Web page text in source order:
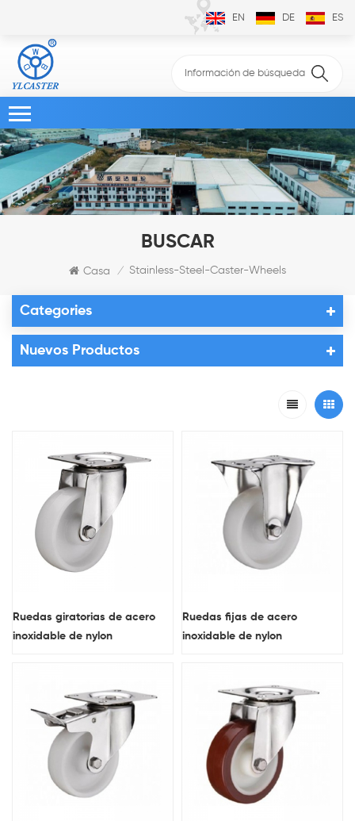
EN DE ES
BUSCAR
Casa / Stainless-Steel-Caster-Wheels
Categories
Nuevos Productos
Ruedas giratorias de acero
inoxidable de nylon
Ruedas fijas de acero
inoxidable de nylon